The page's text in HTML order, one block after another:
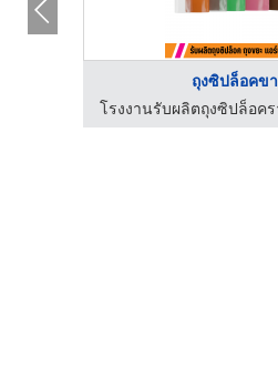
ถุงซิปล็อคข
โรงงานรับผลิตถุงซิปล็อค